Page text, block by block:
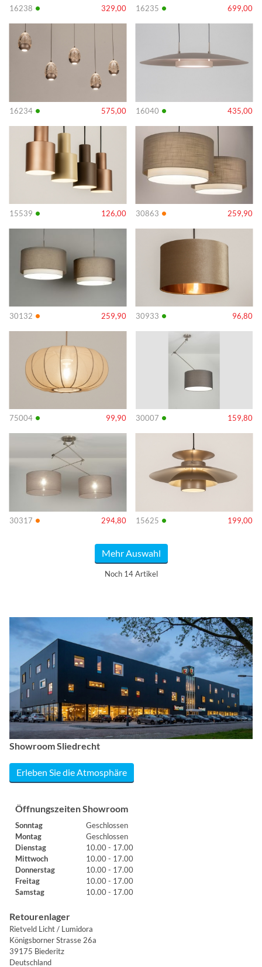
16238 • 329,00 16235 • 699,00
16234 • 575,00
Info
16040 • 435,00
Info
15539 • 126,00
Info
30863 • 259,90
Info
30132 • 259,90
Info
30933 • 96,80
Info
75004 • 99,90
Info
30007 • 159,80
Info
30317 • 294,80
Info
15625 • 199,00
Info
Mehr Auswahl
Noch 14 Artikel
Showroom Sliedrecht
Erleben Sie die Atmosphäre
Öffnungszeiten Showroom
Sonntag
Geschlossen
Montag
Geschlossen
Dienstag
10.00 - 17.00
Mittwoch
10.00 - 17.00
Donnerstag
10.00 - 17.00
Freitag
10.00 - 17.00
Samstag
10.00 - 17.00
Retourenlager
Rietveld Licht / Lumidora
Königsborner Strasse 26a
39175 Biederitz
Deutschland